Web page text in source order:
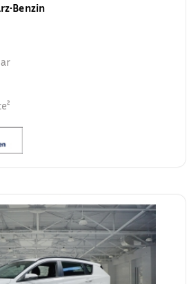
•Benzin